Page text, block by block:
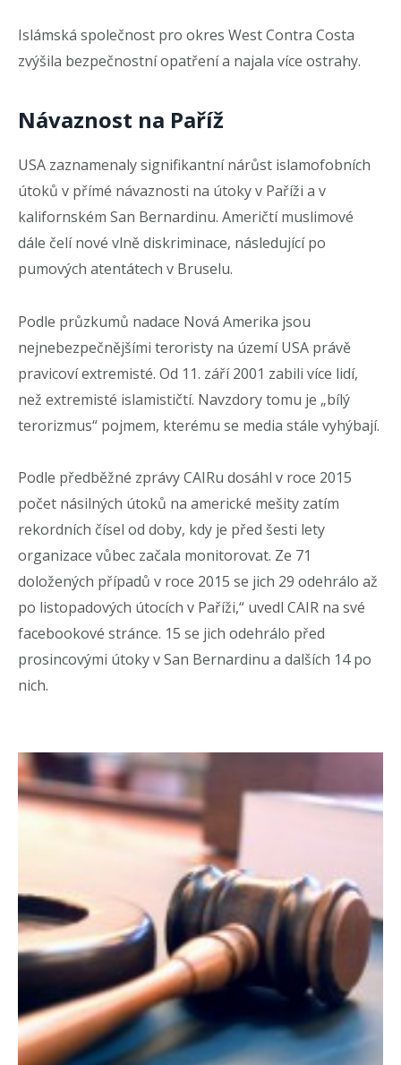
Islámská společnost pro okres West Contra Costa
zvýšila bezpečnostní opatření a najala více ostrahy.
Návaznost na Paříž
USA zaznamenaly signifikantní nárůst islamofobních
útoků v přímé návaznosti na útoky v Paříži a v
kalifornském San Bernardinu. Američtí muslimové
dále čelí nové vlně diskriminace, následující po
pumových atentátech v Bruselu.
Podle průzkumů nadace Nová Amerika jsou
nejnebezpečnějšími teroristy na území USA právě
pravicoví extremisté. Od 11. září 2001 zabili více lidí,
než extremisté islamističtí. Navzdory tomu je „bílý
terorizmus“ pojmem, kterému se media stále vyhýbají.
Podle předběžné zprávy CAIRu dosáhl v roce 2015
počet násilných útoků na americké mešity zatím
rekordních čísel od doby, kdy je před šesti lety
organizace vůbec začala monitorovat. Ze 71
doložených případů v roce 2015 se jich 29 odehrálo až
po listopadových útocích v Paříži,“ uvedl CAIR na své
facebookové stránce. 15 se jich odehrálo před
prosincovými útoky v San Bernardinu a dalších 14 po
nich.